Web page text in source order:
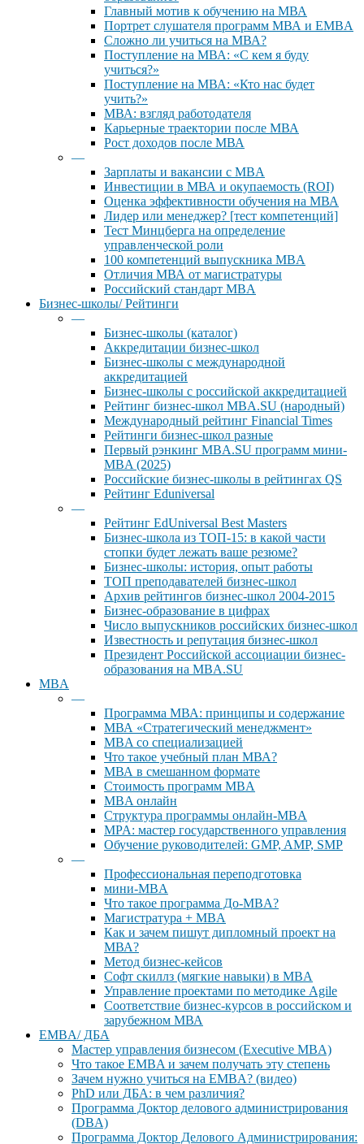
Главный мотив к обучению на МВА
Портрет слушателя программ МВА и EMBA
Сложно ли учиться на МВА?
Поступление на МВА: «С кем я буду
учиться?»
Поступление на МВА: «Кто нас будет
учить?»
МВА: взгляд работодателя
Карьерные траектории после МВА
Рост доходов после МВА
—
Зарплаты и вакансии с MBA
Инвестиции в МВА и окупаемость (ROI)
Оценка эффективности обучения на МВА
Лидер или менеджер? [тест компетенций]
Тест Минцберга на определение
управленческой роли
100 компетенций выпускника MBA
Отличия МВА от магистратуры
Российский стандарт MBA
Бизнес-школы/ Рейтинги
—
Бизнес-школы (каталог)
Аккредитации бизнес-школ
Бизнес-школы с международной
аккредитацией
Бизнес-школы с российской аккредитацией
Рейтинг бизнес-школ MBA.SU (народный)
Международный рейтинг Financial Times
Рейтинги бизнес-школ разные
Первый рэнкинг MBA.SU программ мини-
MBA (2025)
Российские бизнес-школы в рейтингах QS
Рейтинг Eduniversal
—
Рейтинг EdUniversal Best Masters
Бизнес-школа из ТОП-15: в какой части
стопки будет лежать ваше резюме?
Бизнес-школы: история, опыт работы
ТОП преподавателей бизнес-школ
Архив рейтингов бизнес-школ 2004-2015
Бизнес-образование в цифрах
Число выпускников российских бизнес-школ
Известность и репутация бизнес-школ
Президент Российской ассоциации бизнес-
образования на MBA.SU
MBA
—
Программа МВА: принципы и содержание
МВА «Cтратегический менеджмент»
MBA со специализацией
Что такое учебный план МВА?
МВА в смешанном формате
Стоимость программ MBA
MBA онлайн
Cтруктура программы онлайн-MBA
MPA: мастер государственного управления
Обучение руководителей: GMP, AMP, SMP
—
Профессиональная переподготовка
мини-MBA
Что такое программа До-MBA?
Магистратура + MBA
Как и зачем пишут дипломный проект на
МВА?
Метод бизнес-кейсов
Софт скиллз (мягкие навыки) в MBA
Управление проектами по методике Agile
Соответствие бизнес-курсов в российском и
зарубежном МВА
EMBA/ ДБA
Мастер управления бизнесом (Executive MBA)
Что такое EMBA и зачем получать эту степень
Зачем нужно учиться на EMBA? (видео)
PhD или ДБА: в чем различия?
Программа Доктор делового администрирования
(DBА)
Программа Доктор Делового Администрирования: